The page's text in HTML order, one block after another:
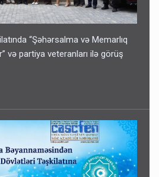
“Şəhərsalma və Memarlıq
və partiya veteranları ilə görüş